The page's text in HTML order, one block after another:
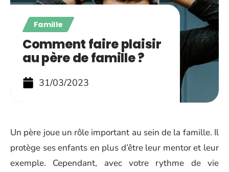
Famille
Comment faire plaisir
au père de famille ?
31/03/2023
Un père joue un rôle important au sein de la famille. Il
protège ses enfants en plus d’être leur mentor et leur
exemple. Cependant, avec votre rythme de vie